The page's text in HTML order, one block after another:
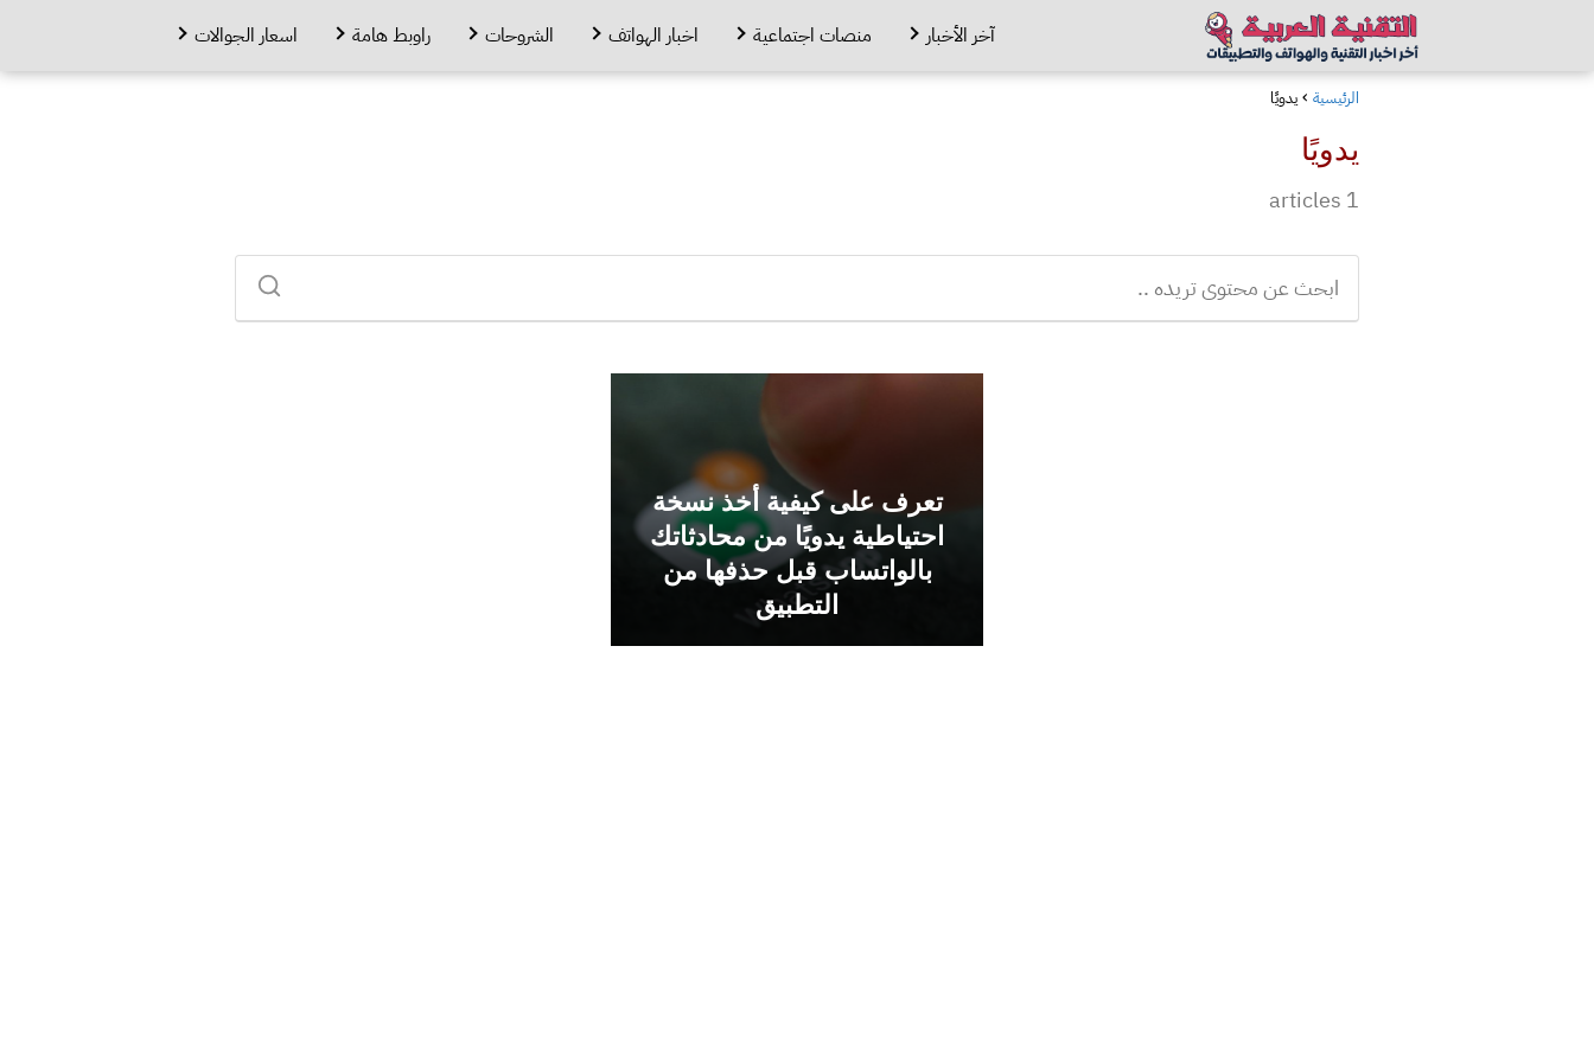
آخر الأخبار منصات اجتماعية اخبار الهواتف الشروحات راوبط هامة اسعار الجوالات
الرئيسية يدويًا
يدويًا
1 articles
تعرف على كيفية أخذ نسخة
احتياطية يدويًا من محادثاتك
بالواتساب قبل حذفها من
التطبيق